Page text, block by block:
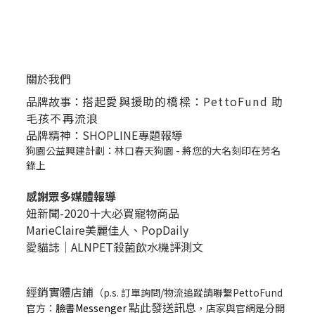
關於我們
品牌故事： 搭起愛與援助的橋樑：PettoFund 助
毛孩不再流浪
品牌精神：SHOPLINE專題報導
狗園公益興建計劃：林口春天狗園 - 將您的大名刻印在芳名
錄上
感謝眾多媒體報導
妞新聞-2020十大必買寵物商品
MarieClaire美麗佳人、 PopDaily
愛貓誌｜ALNPET殺菌飲水機評測文
經銷實體店鋪 （p.s. 訂單詢問/物流追蹤請聯繫PettoFund
官方： 臉書Messenger點此發送訊息 ，店家與官網是分開